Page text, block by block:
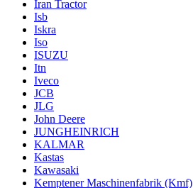
Iran Tractor
Isb
Iskra
Iso
ISUZU
Itn
Iveco
JCB
JLG
John Deere
JUNGHEINRICH
KALMAR
Kastas
Kawasaki
Kemptener Maschinenfabrik (Kmf)